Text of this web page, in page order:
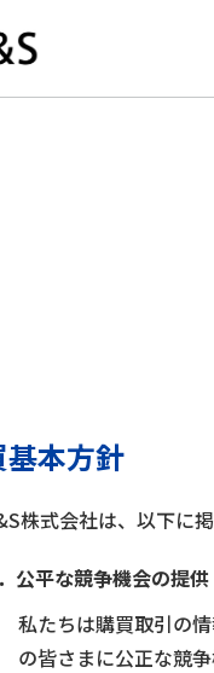
基本方針
株式会社は、以下に
公平な競争機会の提供
私たちは購買取引の
の皆さまに公正な競